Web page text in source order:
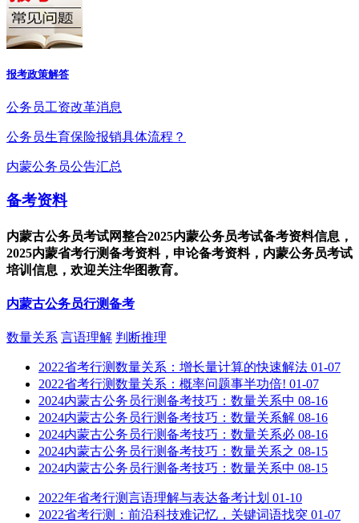
报考政策解答
公务员工资改革消息
公务员生育保险报销具体流程？
内蒙公务员公告汇总
备考资料
内蒙古公务员考试网整合2025内蒙公务员考试备考资料信息，
2025内蒙省考行测备考资料，申论备考资料，内蒙公务员考试
培训信息，欢迎关注华图教育。
内蒙古公务员行测备考
数量关系 言语理解 判断推理
2022省考行测数量关系：增长量计算的快速解法 01-07
2022省考行测数量关系：概率问题事半功倍! 01-07
2024内蒙古公务员行测备考技巧：数量关系中 08-16
2024内蒙古公务员行测备考技巧：数量关系解 08-16
2024内蒙古公务员行测备考技巧：数量关系必 08-16
2024内蒙古公务员行测备考技巧：数量关系之 08-15
2024内蒙古公务员行测备考技巧：数量关系中 08-15
2022年省考行测言语理解与表达备考计划 01-10
2022省考行测：前沿科技难记忆，关键词语找突 01-07